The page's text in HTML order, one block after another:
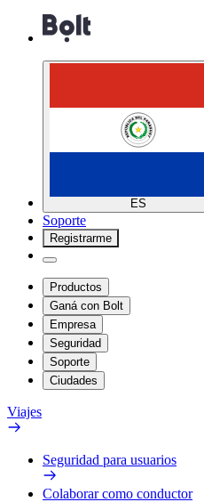
ES
Soporte
Registrarme
Productos
Ganá con Bolt
Empresa
Seguridad
Soporte
Ciudades
Viajes
Seguridad para usuarios
Colaborar como conductor